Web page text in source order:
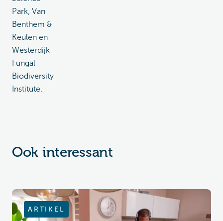
Park, Van
Benthem &
Keulen en
Westerdijk
Fungal
Biodiversity
Institute.
Ook interessant
ARTIKEL